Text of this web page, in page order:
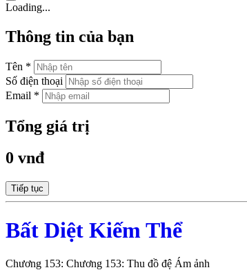
Loading...
Thông tin của bạn
Tên *
Số điện thoại
Email *
Tổng giá trị
0 vnđ
Tiếp tục
Bất Diệt Kiếm Thể
Chương 153: Chương 153: Thu đồ đệ Ám ảnh